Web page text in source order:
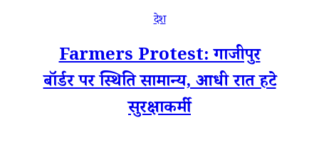
देश
Farmers Protest: गाजीपुर
बॉर्डर पर स्थिति सामान्य, आधी रात हटे
सुरक्षाकर्मी